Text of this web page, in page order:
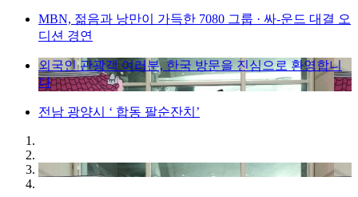
MBN, 젊음과 낭만이 가득한 7080 그룹 · 싸-운드 대결 오
디션 경연
외국인 관광객 여러분, 한국 방문을 진심으로 환영합니
다
전남 광양시 ‘ 합동 팔순잔치’